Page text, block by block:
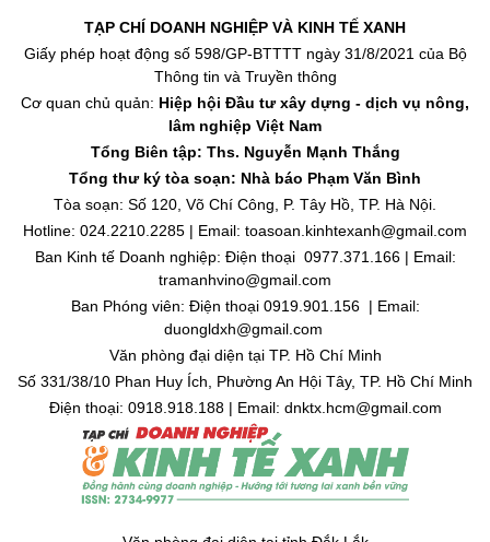
TẠP CHÍ DOANH NGHIỆP VÀ KINH TẾ XANH
Giấy phép hoạt động số 598/GP-BTTTT ngày 31/8/2021 của Bộ
Thông tin và Truyền thông
Cơ quan chủ quản: Hiệp hội Đầu tư xây dựng - dịch vụ nông,
lâm nghiệp Việt Nam
Tổng Biên tập: Ths. Nguyễn Mạnh Thắng
Tổng thư ký tòa soạn: Nhà báo Phạm Văn Bình
Tòa soạn: Số 120, Võ Chí Công, P. Tây Hồ, TP. Hà Nội.
Hotline: 024.2210.2285 | Email: toasoan.kinhtexanh@gmail.com
Ban Kinh tế Doanh nghiệp: Điện thoại 0977.371.166 | Email:
tramanhvino@gmail.com
Ban Phóng viên: Điện thoại 0919.901.156 | Email:
duongldxh@gmail.com
Văn phòng đại diện tại TP. Hồ Chí Minh
Số 331/38/10 Phan Huy Ích, Phường An Hội Tây, TP. Hồ Chí Minh
Điện thoại: 0918.918.188 | Email: dnktx.hcm@gmail.com